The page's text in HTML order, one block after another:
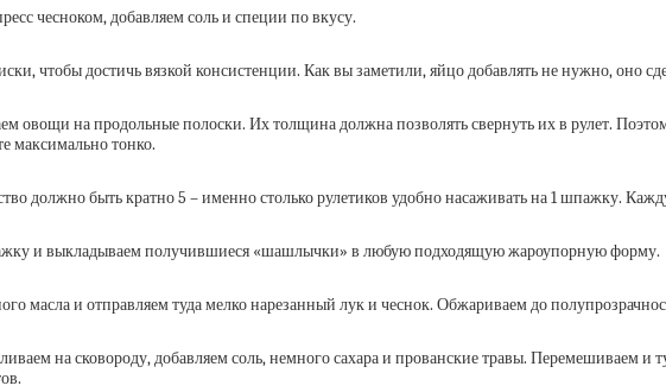
чесноком, добавляем соль и специи по вкусу.
чтобы достичь вязкой консистенции. Как вы заметили, яйцо добавлять не нужно, оно
овощи на продольные полоски. Их толщина должна позволять свернуть их в рулет.
максимально тонко.
должно быть кратно 5 – именно столько рулетиков удобно насаживать на 1 шпажку.
и выкладываем получившиеся «шашлычки» в любую подходящую жароупорную форму.
масла и отправляем туда мелко нарезанный лук и чеснок. Обжариваем до
на сковороду, добавляем соль, немного сахара и прованские травы. Перемешиваем